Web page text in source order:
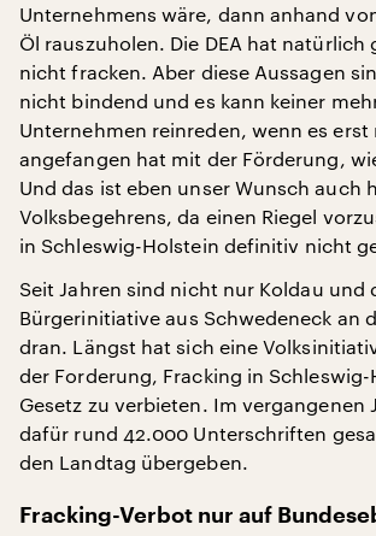
Unternehmens wäre, dann anhand
Öl rauszuholen. Die DEA hat natürlich
nicht fracken. Aber diese Aussagen
nicht bindend und es kann keiner
Unternehmen reinreden, wenn es erst
angefangen hat mit der Förderung,
Und das ist eben unser Wunsch auch
Volksbegehrens, da einen Riegel
in Schleswig-Holstein definitiv nicht
Seit Jahren sind nicht nur Koldau und
Bürgerinitiative aus Schwedeneck an
dran. Längst hat sich eine
der Forderung, Fracking in
Gesetz zu verbieten. Im vergangenen
dafür rund 42.000 Unterschriften
den Landtag übergeben.
Fracking-Verbot nur auf